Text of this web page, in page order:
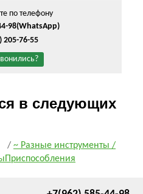
по телефону
98(WhatsApp)
205-76-55
в следующих
/ ~ Разные инструменты /
Приспособления